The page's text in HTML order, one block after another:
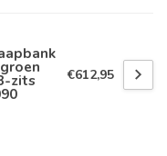
zits €612,95